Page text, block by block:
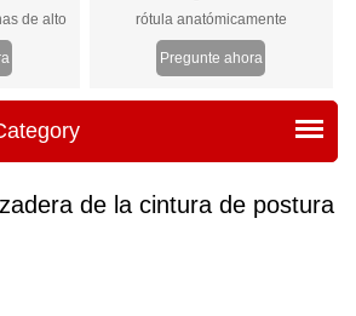
de alto
con
que es
de
día, más
rótula anatómicamente
contorneada y estabilizadores de
la parte delantera de dos lados de
doble cara.
Pregunte ahora
de la cintura de postura